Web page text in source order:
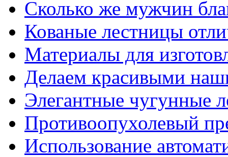
Сколько же мужчин
Кованые лестницы
Материалы для
Делаем красивыми
Элегантные чугунные
Противоопухолевый
Использование